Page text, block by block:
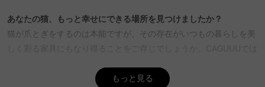
Q. 段ボール製の爪とぎのメリットとデメリットは何です
か？
A. 段ボール製の爪とぎは、リーズナブルで処分しやすく、多くの猫
が出やすく、買い替え頻度が高くなることがデメリットです。
CAGUUUでは、耐久性を考慮した段ボール製の爪とぎも取り扱って
あなたの猫、もっと幸せにできる場所を見つけましたか？
猫が爪とぎをするのは本能ですが、その存在がいつもの暮らしを美
爪とぎを厳選。おしゃれな空間を損なわず、猫の本能を満たす新し
もっと見る